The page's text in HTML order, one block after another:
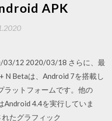
APK
12 2020/03/18 さらに、最
N Betaは、Android 7を搭載し
ラットフォームです。他の
4.4を実行していま
たグラフィック